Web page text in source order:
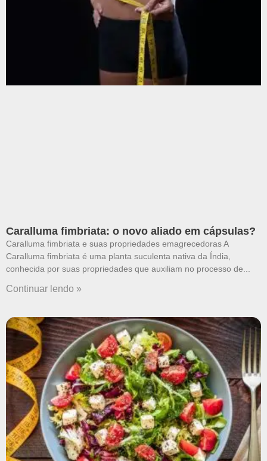
Caralluma fimbriata: o novo aliado em cápsulas?
Caralluma fimbriata e suas propriedades emagrecedoras A
Caralluma fimbriata é uma planta suculenta nativa da Índia,
conhecida por suas propriedades que auxiliam no processo de
Continuar lendo »